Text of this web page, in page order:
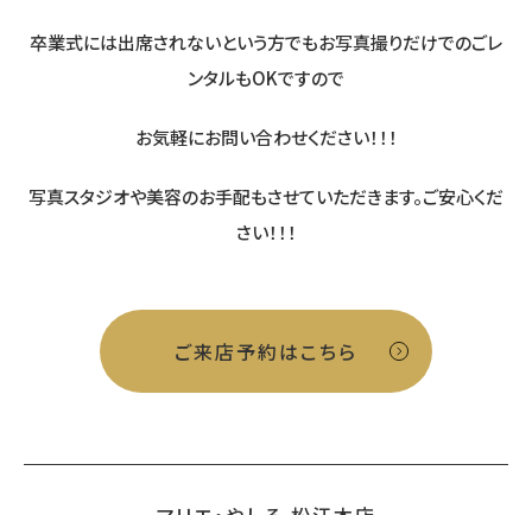
卒業式には出席されないという方でもお写真撮りだけでのごレ
ンタルもOKですので
お気軽にお問い合わせください！！！
写真スタジオや美容のお手配もさせていただきます。ご安心くだ
さい！！！
ご来店予約はこちら